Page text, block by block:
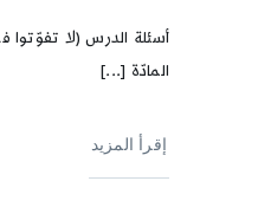
أسئلة الدرس (لا
المادّة [...]
إقرأ المزيد